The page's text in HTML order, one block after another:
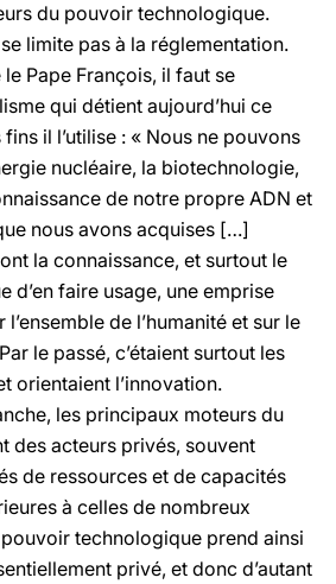
du pouvoir technologique.
limite pas à la réglementation.
le Pape François, il faut se
qui détient aujourd’hui ce
il l’utilise : « Nous ne pouvons
nucléaire, la biotechnologie,
de notre propre ADN et
nous avons acquises […]
la connaissance, et surtout le
d’en faire usage, une emprise
de l’humanité et sur le
Par le passé, c’étaient surtout les
orientaient l’innovation.
les principaux moteurs du
des acteurs privés, souvent
de ressources et de capacités
à celles de nombreux
technologique prend ainsi
privé, et donc d’autant